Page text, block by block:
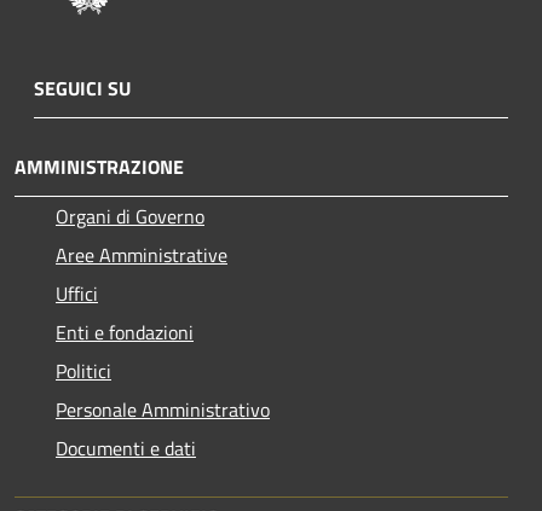
SEGUICI SU
AMMINISTRAZIONE
Organi di Governo
Aree Amministrative
Uffici
Enti e fondazioni
Politici
Personale Amministrativo
Documenti e dati